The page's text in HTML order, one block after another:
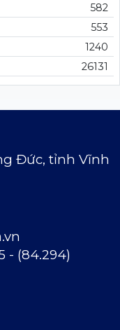
582
553
1240
26131
Đức, tỉnh Vĩnh
- (84.294)